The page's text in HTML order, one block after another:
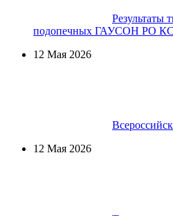
Результаты
подопечных ГАУСОН РО
12 Мая 2026
12 Мая 2026